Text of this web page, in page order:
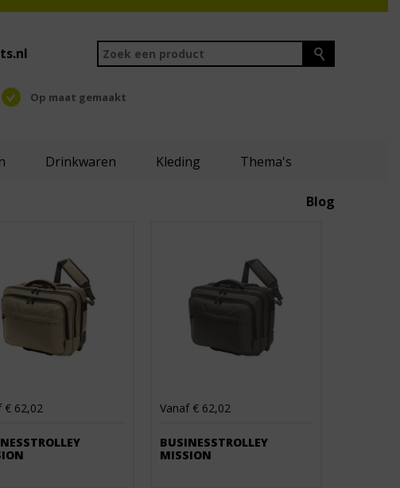
Op maat gemaakt
Drinkwaren Kleding Thema's
Blog
€ 62,02 Vanaf € 62,02
BUSINESSTROLLEY
MISSION